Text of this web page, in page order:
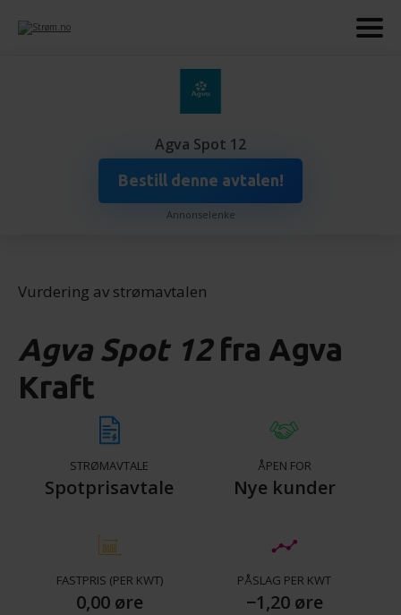
Agva Spot 12
Bestill denne avtalen!
Annonselenke
Vurdering av strømavtalen
Agva Spot 12fra Agva
Kraft
STRØMAVTALE
Spotprisavtale
ÅPEN FOR
Nye kunder
FASTPRIS (PER KWT)
0,00 øre
PÅSLAG PER KWT
−1,20 øre